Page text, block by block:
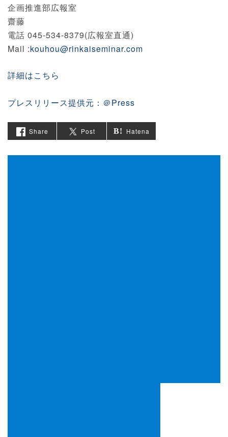
企画推進部広報室
齋藤
電話 045-534-8379(広報室直通)
Mail :kouhou@rinkaiseminar.com
詳細はこちら
プレスリリース提供元：＠Press
Share Post Hatena